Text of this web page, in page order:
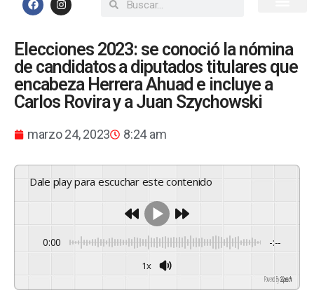
Elecciones 2023: se conoció la nómina
de candidatos a diputados titulares que
encabeza Herrera Ahuad e incluye a
Carlos Rovira y a Juan Szychowski
marzo 24, 2023 8:24 am
Dale play para escuchar este contenido
0:00 -:--
1x
GSpeech